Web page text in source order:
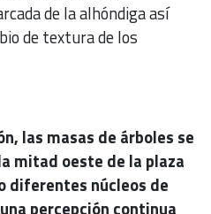
de la alhóndiga así
de textura de los
las masas de árboles se
mitad oeste de la plaza
diferentes núcleos de
percepción continua